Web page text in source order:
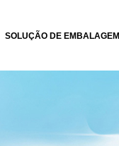
SOLUÇÃO DE EMBALAGEM